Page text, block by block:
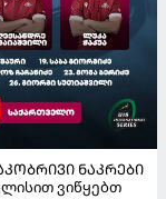
ᲜᲐᲙᲠᲔᲑᲘ
ვიწყებთ